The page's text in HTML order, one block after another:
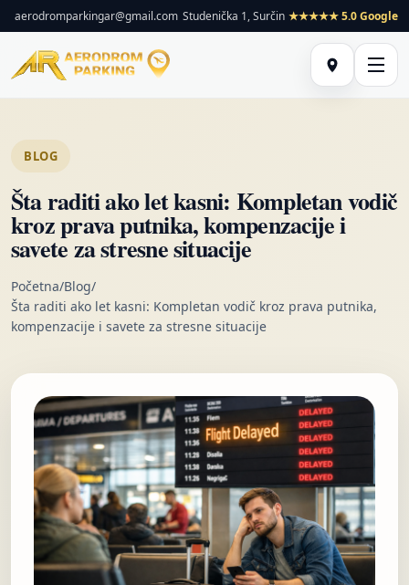
aerodromparkingar@gmail.com Studenička 1, Surčin ★★★★★ 5.0 Google
BLOG
Šta raditi ako let kasni: Kompletan vodič
kroz prava putnika, kompenzacije i
savete za stresne situacije
Početna/Blog/
Šta raditi ako let kasni: Kompletan vodič kroz prava putnika,
kompenzacije i savete za stresne situacije